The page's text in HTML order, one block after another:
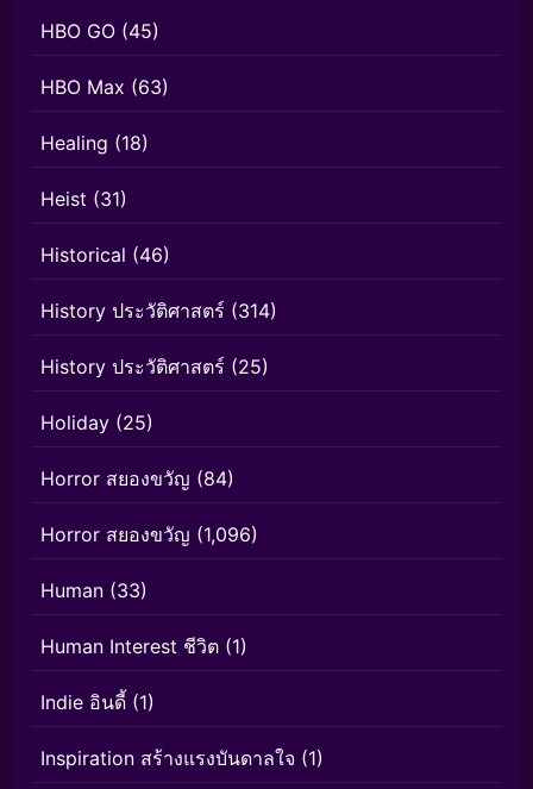
HBO GO (45)
HBO Max (63)
Healing (18)
Heist (31)
Historical (46)
History ประวัติศาสตร์ (314)
History ประวัติศาสตร์ (25)
Holiday (25)
Horror สยองขวัญ (84)
Horror สยองขวัญ (1,096)
Human (33)
Human Interest ชีวิต (1)
Indie อินดี้ (1)
Inspiration สร้างแรงบันดาลใจ (1)